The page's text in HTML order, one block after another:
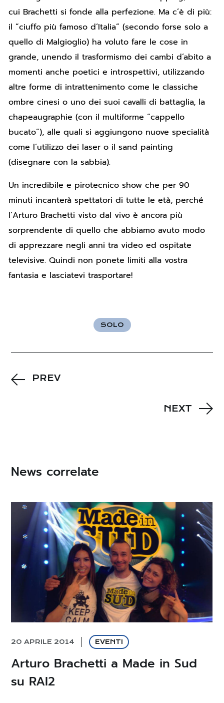
cui Brachetti si fonde alla perfezione. Ma c’è di più:
il “ciuffo più famoso d’Italia” (secondo forse solo a
quello di Malgioglio) ha voluto fare le cose in
grande, unendo il trasformismo dei cambi d’abito a
momenti anche poetici e introspettivi, utilizzando
altre forme di intrattenimento come le classiche
ombre cinesi o uno dei suoi cavalli di battaglia, la
chapeaugraphie (con il multiforme “cappello
bucato”), alle quali si aggiungono nuove specialità
come l’utilizzo dei laser o il sand painting
(disegnare con la sabbia).
Un incredibile e pirotecnico show che per 90
minuti incanterà spettatori di tutte le età, perché
l’Arturo Brachetti visto dal vivo è ancora più
sorprendente di quello che abbiamo avuto modo
di apprezzare negli anni tra video ed ospitate
televisive. Quindi non ponete limiti alla vostra
fantasia e lasciatevi trasportare!
SOLO
PREV
NEXT
News correlate
20 APRILE 2014 EVENTI
Arturo Brachetti a Made in Sud
su RAI2